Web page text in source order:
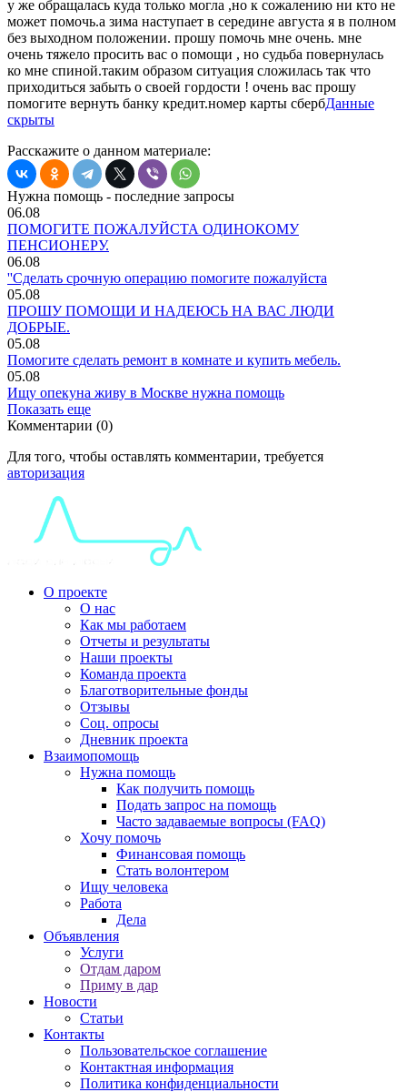
у же обращалась куда только могла ,но к сожалению ни кто не
может помочь.а зима наступает в середине августа я в полном
без выходном положении. прошу помочь мне очень. мне
очень тяжело просить вас о помощи , но судьба повернулась
ко мне спиной.таким образом ситуация сложилась так что
приходиться забыть о своей гордости ! очень вас прошу
помогите вернуть банку кредит.номер карты сбербДанные
скрыты
Расскажите о данном материале:
Нужна помощь - последние запросы
06.08
ПОМОГИТЕ ПОЖАЛУЙСТА ОДИНОКОМУ
ПЕНСИОНЕРУ.
06.08
''Сделать срочную операцию помогите пожалуйста
05.08
ПРОШУ ПОМОЩИ И НАДЕЮСЬ НА ВАС ЛЮДИ
ДОБРЫЕ.
05.08
Помогите сделать ремонт в комнате и купить мебель.
05.08
Ищу опекуна живу в Москве нужна помощь
Показать еще
Комментарии (0)
Для того, чтобы оставлять комментарии, требуется
авторизация
О проекте
О нас
Как мы работаем
Отчеты и результаты
Наши проекты
Команда проекта
Благотворительные фонды
Отзывы
Соц. опросы
Дневник проекта
Взаимопомощь
Нужна помощь
Как получить помощь
Подать запрос на помощь
Часто задаваемые вопросы (FAQ)
Хочу помочь
Финансовая помощь
Стать волонтером
Ищу человека
Работа
Дела
Объявления
Услуги
Отдам даром
Приму в дар
Новости
Статьи
Контакты
Пользовательское соглашение
Контактная информация
Политика конфиденциальности